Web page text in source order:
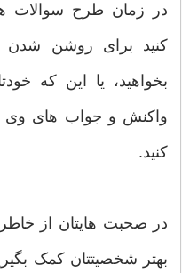
در زمان طرح سوالات
کنید برای روشن شدن
بخواهید، یا این که
واکنش و جواب های وی
کنید.
در صحبت هایتان از
بهتر شخصیتتان کمک